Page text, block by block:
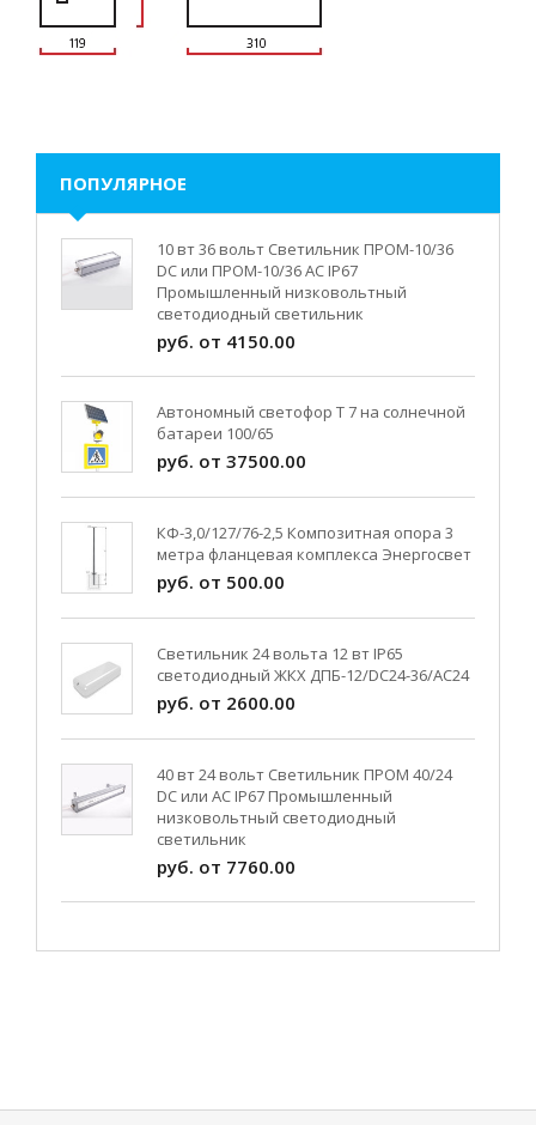
ПОПУЛЯРНОЕ
10 вт 36 вольт Светильник ПРОМ-10/36
DC или ПРОМ-10/36 AC IP67
Промышленный низковольтный
светодиодный светильник
руб. от 4150.00
Автономный светофор Т 7 на солнечной
батареи 100/65
руб. от 37500.00
КФ-3,0/127/76-2,5 Композитная опора 3
метра фланцевая комплекса Энергосвет
руб. от 500.00
Светильник 24 вольта 12 вт IP65
светодиодный ЖКХ ДПБ-12/DC24-36/АС24
руб. от 2600.00
40 вт 24 вольт Светильник ПРОМ 40/24
DC или AC IP67 Промышленный
низковольтный светодиодный
светильник
руб. от 7760.00